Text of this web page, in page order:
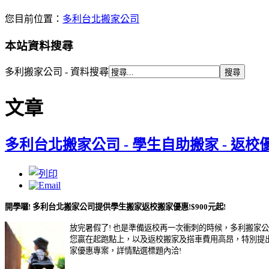
您目前位置： 多利台北搬家公司
本站資料搜尋
多利搬家公司 - 資料搜尋
文章
多利台北搬家公司 - 學生自助搬家 - 返校
開學囉! 多利 台北搬家公司 提供學生搬家返校搬家優惠!$900元起!
放完暑假了! 也是準備返校再一次衝刺的時候，多利搬家
您贏在起跑點上，以及返校搬家及搭車費用高昂，特別提
家優惠專案，詳情點選標題內洽!